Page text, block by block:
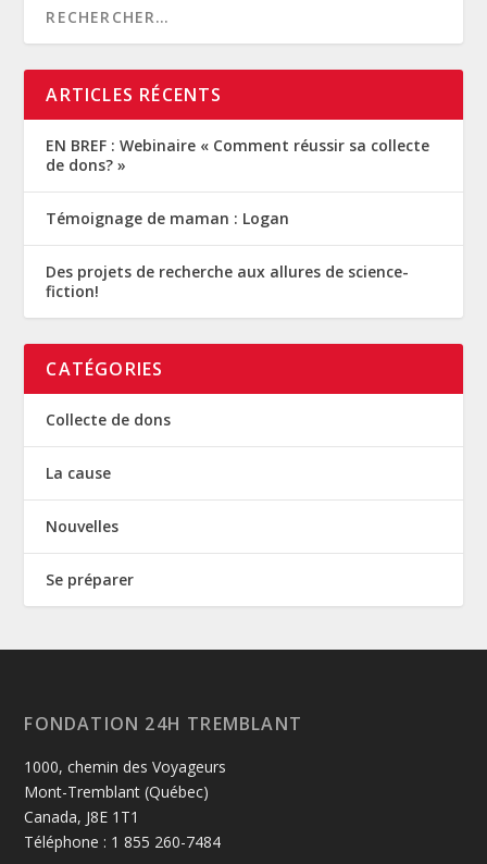
ARTICLES RÉCENTS
EN BREF : Webinaire « Comment réussir sa collecte
de dons? »
Témoignage de maman : Logan
Des projets de recherche aux allures de science-
fiction!
CATÉGORIES
Collecte de dons
La cause
Nouvelles
Se préparer
FONDATION 24H TREMBLANT
1000, chemin des Voyageurs
Mont-Tremblant (Québec)
Canada, J8E 1T1
Téléphone : 1 855 260-7484